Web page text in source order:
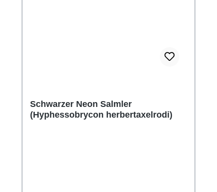
Schwarzer Neon Salmler
(Hyphessobrycon herbertaxelrodi)